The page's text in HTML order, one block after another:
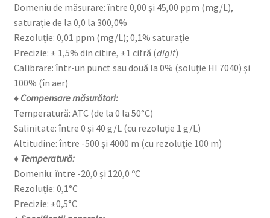
Domeniu de măsurare: între 0,00 și 45,00 ppm (mg/L),
saturație de la 0,0 la 300,0%
Rezoluție: 0,01 ppm (mg/L); 0,1% saturație
Precizie: ± 1,5% din citire, ±1 cifră (digit)
Calibrare: într-un punct sau două la 0% (soluție HI 7040) și
100% (în aer)
♦ Compensare măsurători:
Temperatură: ATC (de la 0 la 50°C)
Salinitate: între 0 și 40 g/L (cu rezoluție 1 g/L)
Altitudine: între -500 și 4000 m (cu rezoluție 100 m)
♦ Temperatură:
Domeniu: între -20,0 și 120,0 ºC
Rezoluție: 0,1°C
Precizie: ±0,5°C